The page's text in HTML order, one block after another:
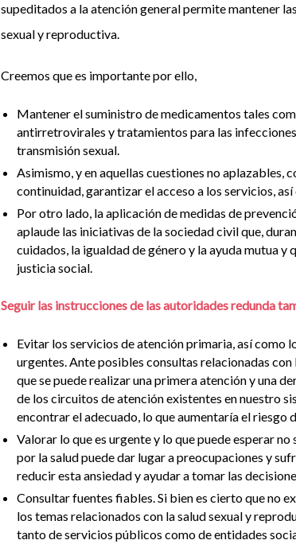
supeditados a la atención general permite mantener
sexual y reproductiva.
Creemos que es importante por ello,
Mantener el suministro de medicamentos tales
antirretrovirales y tratamientos para las
transmisión sexual.
Asimismo, y en aquellas cuestiones no
continuidad, garantizar el acceso a los servicios,
Por otro lado, la aplicación de medidas de
aplaude las iniciativas de la sociedad civil que,
cuidados, la igualdad de género y la ayuda mutua
justicia social.
Seguir las instrucciones de las autoridades redunda
Evitar los servicios de atención primaria, así como
urgentes. Ante posibles consultas relacionadas
que se puede realizar una primera atención y una
de los circuitos de atención existentes en nuestro
encontrar el adecuado, lo que aumentaría el riesgo
Valorar lo que es urgente y lo que puede esperar
por la salud puede dar lugar a preocupaciones y
reducir esta ansiedad y ayudar a tomar las
Consultar fuentes fiables. Si bien es cierto que no
los temas relacionados con la salud sexual y
tanto de servicios públicos como de entidades